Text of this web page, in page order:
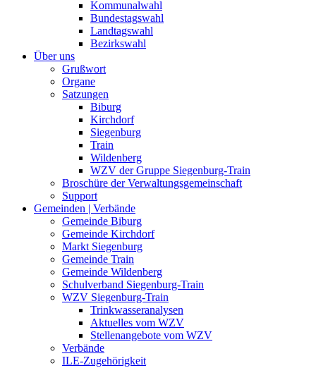
Kommunalwahl
Bundestagswahl
Landtagswahl
Bezirkswahl
Über uns
Grußwort
Organe
Satzungen
Biburg
Kirchdorf
Siegenburg
Train
Wildenberg
WZV der Gruppe Siegenburg-Train
Broschüre der Verwaltungsgemeinschaft
Support
Gemeinden | Verbände
Gemeinde Biburg
Gemeinde Kirchdorf
Markt Siegenburg
Gemeinde Train
Gemeinde Wildenberg
Schulverband Siegenburg-Train
WZV Siegenburg-Train
Trinkwasseranalysen
Aktuelles vom WZV
Stellenangebote vom WZV
Verbände
ILE-Zugehörigkeit